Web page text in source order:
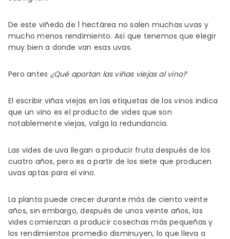
De este viñedo de 1 hectárea no salen muchas uvas y
mucho menos rendimiento. Así que tenemos que elegir
muy bien a donde van esas uvas.
Pero antes ¿Qué aportan las viñas viejas al vino?
El escribir viñas viejas en las etiquetas de los vinos indica
que un vino es el producto de vides que son
notablemente viejas, valga la redundancia.
Las vides de uva llegan a producir fruta después de los
cuatro años, pero es a partir de los siete que producen
uvas aptas para el vino.
La planta puede crecer durante más de ciento veinte
años, sin embargo, después de unos veinte años, las
vides comienzan a producir cosechas más pequeñas y
los rendimientos promedio disminuyen, lo que lleva a